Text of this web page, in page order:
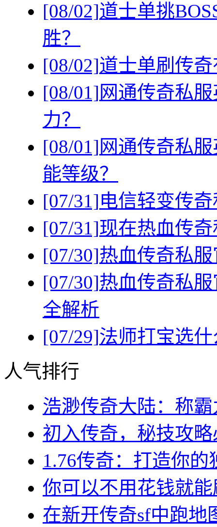
[08/02]道士单挑
胜？
[08/02]道士单刷传
[08/01]网通传奇私
力？
[08/01]网通传奇私
能等级？
[07/31]电信轻变传
[07/31]现在热血传
[07/30]热血传奇私
[07/30]热血传奇私
全解析
[07/29]法师打宝选
人气排行
浩渺传奇大陆：称
初入传奇，秘技攻
1.76传奇：打造你
你可以不用花钱就
在新开传奇sf中跑地